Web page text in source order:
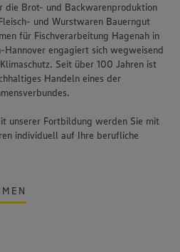
die Brot- und Backwarenproduktion
und Wurstwaren Bauerngut
für Fischverarbeitung Hagenah in
Hannover engagiert sich wegweisend
Seit über 100 Jahren ist
Handeln eines der
unserer Fortbildung werden Sie mit
individuell auf Ihre berufliche